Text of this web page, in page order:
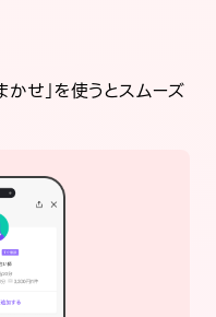
かせ」を使うとスムーズ